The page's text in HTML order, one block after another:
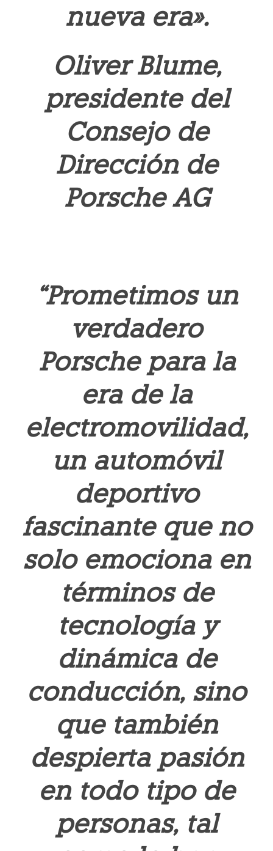
nueva era».
Oliver Blume,
presidente del
Consejo de
Dirección de
Porsche AG
“Prometimos un
verdadero
Porsche para la
era de la
electromovilidad,
un automóvil
deportivo
fascinante que no
solo emociona en
términos de
tecnología y
dinámica de
conducción, sino
que también
despierta pasión
en todo tipo de
personas, tal